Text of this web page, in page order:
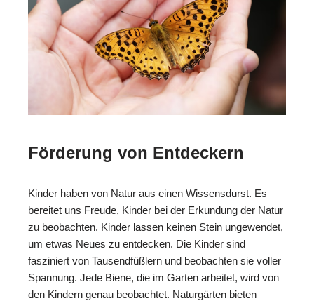
Förderung von Entdeckern
Kinder haben von Natur aus einen Wissensdurst. Es
bereitet uns Freude, Kinder bei der Erkundung der Natur
zu beobachten. Kinder lassen keinen Stein ungewendet,
um etwas Neues zu entdecken. Die Kinder sind
fasziniert von Tausendfüßlern und beobachten sie voller
Spannung. Jede Biene, die im Garten arbeitet, wird von
den Kindern genau beobachtet. Naturgärten bieten